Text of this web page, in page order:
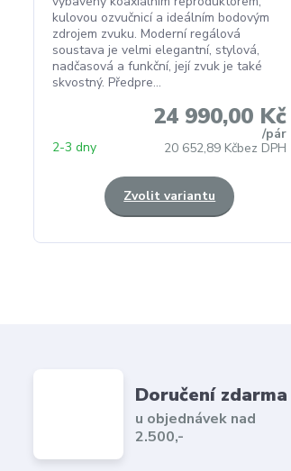
kulovou ozvučnicí a ideálním bodovým
zdrojem zvuku. Moderní regálová
soustava je velmi elegantní, stylová,
nadčasová a funkční, její zvuk je také
skvostný. Předpre...
24 990,00 Kč
/pár
20 652,89 Kčbez DPH
2-3 dny
Zvolit variantu
Doručení zdarma
u objednávek nad
2.500,-